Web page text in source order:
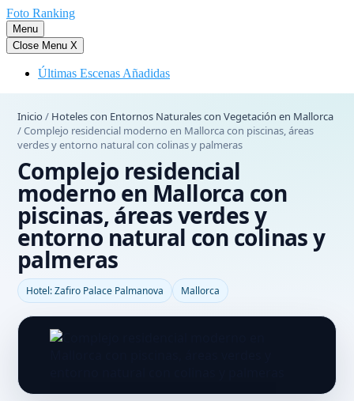
Saltar
al
contenido
Foto Ranking
Menu
Close Menu X
Últimas Escenas Añadidas
Inicio / Hoteles con Entornos Naturales con Vegetación en Mallorca
/Complejo residencial moderno en Mallorca con piscinas, áreas
verdes y entorno natural con colinas y palmeras
Complejo residencial
moderno en Mallorca con
piscinas, áreas verdes y
entorno natural con colinas y
palmeras
Hotel: Zafiro Palace Palmanova Mallorca